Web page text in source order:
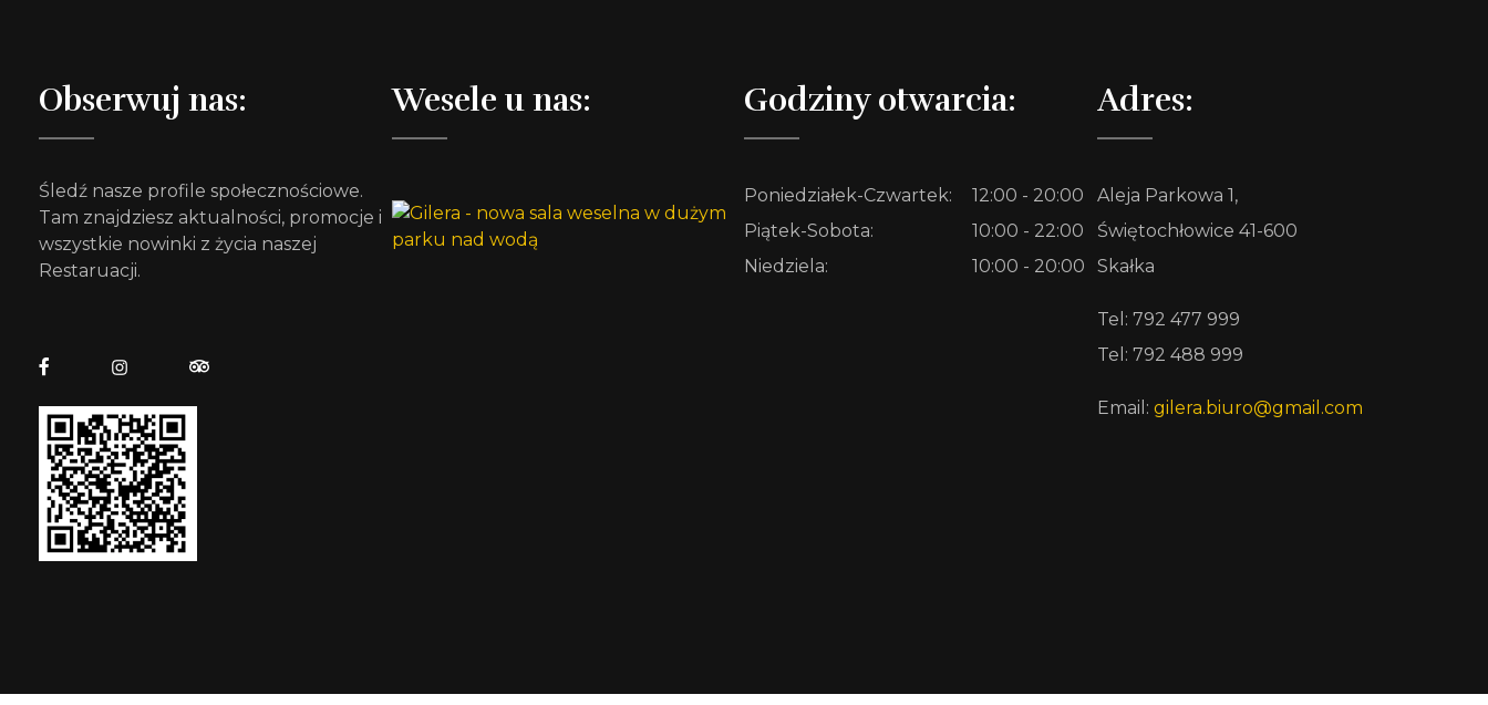
Obserwuj nas:
Śledź nasze profile społecznościowe.
Tam znajdziesz aktualności, promocje i
wszystkie nowinki z życia naszej
Restaruacji.
Wesele u nas: Godziny otwarcia:
Poniedziałek-Czwartek:
12:00 - 20:00
Piątek-Sobota:
10:00 - 22:00
Niedziela:
10:00 - 20:00
Adres:
Aleja Parkowa 1,
Świętochłowice 41-600
Skałka
Tel: 792 477 999
Tel: 792 488 999
Email: gilera.biuro@gmail.com